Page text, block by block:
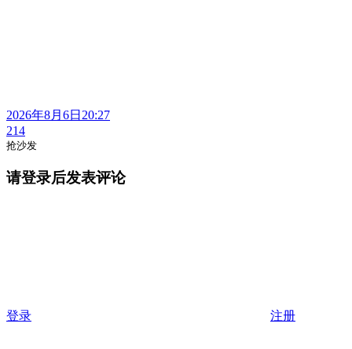
2026年8月6日20:27
214
抢沙发
请登录后发表评论
登录 注册